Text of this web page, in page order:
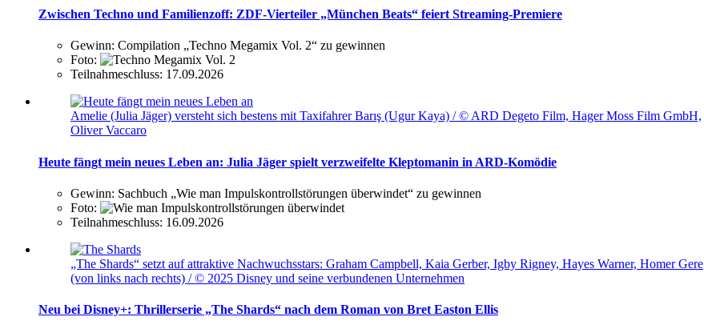
Zwischen Techno und Familienzoff: ZDF-Vierteiler „München Beats“ feiert Streaming-Premiere
Gewinn: Compilation „Techno Megamix Vol. 2“ zu gewinnen
Foto:
Teilnahmeschluss: 17.09.2026
Amelie (Julia Jäger) versteht sich bestens mit Taxifahrer Barış (Ugur Kaya) / © ARD Degeto Film, Hager Moss Film GmbH,
Oliver Vaccaro
Heute fängt mein neues Leben an: Julia Jäger spielt verzweifelte Kleptomanin in ARD-Komödie
Gewinn: Sachbuch „Wie man Impulskontrollstörungen überwindet“ zu gewinnen
Foto:
Teilnahmeschluss: 16.09.2026
„The Shards“ setzt auf attraktive Nachwuchsstars: Graham Campbell, Kaia Gerber, Igby Rigney, Hayes Warner, Homer Gere
(von links nach rechts) / © 2025 Disney und seine verbundenen Unternehmen
Neu bei Disney+: Thrillerserie „The Shards“ nach dem Roman von Bret Easton Ellis